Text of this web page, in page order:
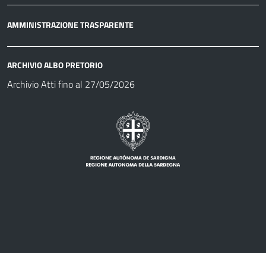
AMMINISTRAZIONE TRASPARENTE
ARCHIVIO ALBO PRETORIO
Archivio Atti fino al 27/05/2026